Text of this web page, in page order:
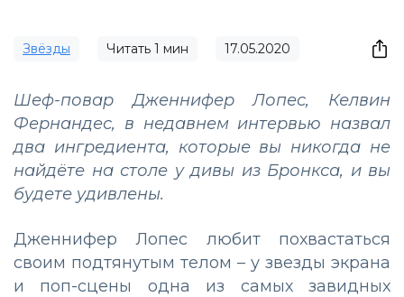
Звёзды Читать 1 мин 17.05.2020
Шеф-повар Дженнифер Лопес, Келвин
Фернандес, в недавнем интервью назвал
два ингредиента, которые вы никогда не
найдёте на столе у дивы из Бронкса, и вы
будете удивлены.
Дженнифер Лопес любит похвастаться
своим подтянутым телом – у звезды экрана
и поп-сцены одна из самых завидных